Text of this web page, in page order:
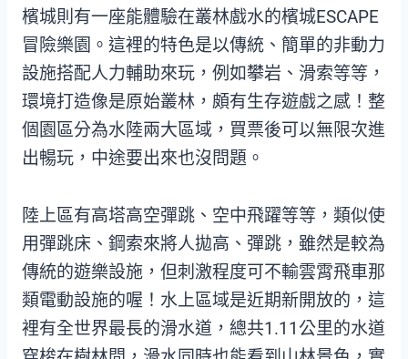
檳城則有一座能體驗在叢林戲水的檳城ESCAPE
冒險樂園。這裡的特色是以傳統、簡單的非動力
設施搭配人力輔助來玩，例如攀岩、滑索等等，
環境打造像是原始叢林，頗有生存遊戲之感！整
個園區分為水陸兩大區域，買票後可以無限次進
出暢玩，中途要出來也沒問題。
陸上區有高塔高空彈跳、空中飛躍等等，類似使
用彈跳床、鋼索來將人拋高、彈跳，雖然是較為
傳統的遊樂設施，但刺激程度可不輸雲霄飛車那
類電動設施的喔！水上區域是近期新開放的，這
裡有全世界最長的滑水道，總共1.11公里的水道